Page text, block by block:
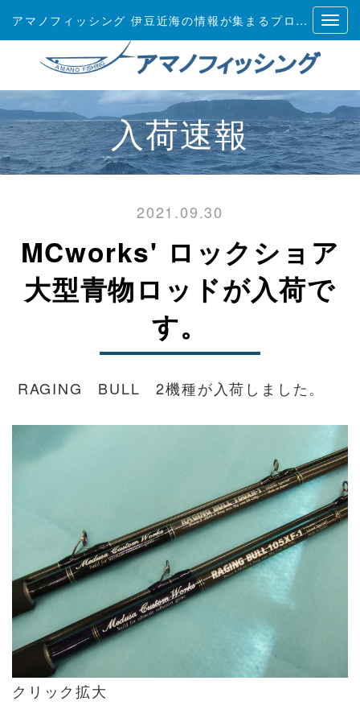
アマノフィッシング 伊豆近海の情報が集まるプロショップ
入荷速報
2021.09.30
MCworks' ロックショア
大型青物ロッドが入荷で
す。
RAGING BULL 2機種が入荷しました。
クリック拡大